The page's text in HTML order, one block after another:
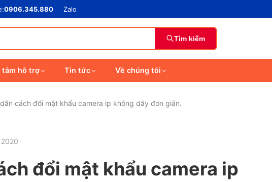
0906.345.880 Zalo
Tìm kiếm
tâm hỗ trợ Tin tức Về chúng tôi
cách đổi mật khẩu camera ip không dây đơn giản.
đổi mật khẩu camera ip